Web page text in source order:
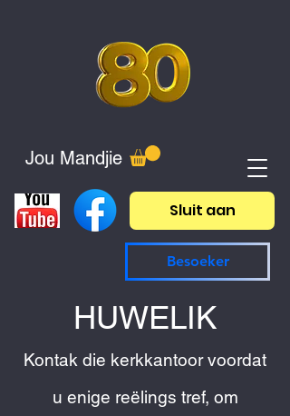
Jou Mandjie
Sluit aan
Besoeker
HUWELIK
Kontak die kerkkantoor voordat
u enige reëlings tref, om